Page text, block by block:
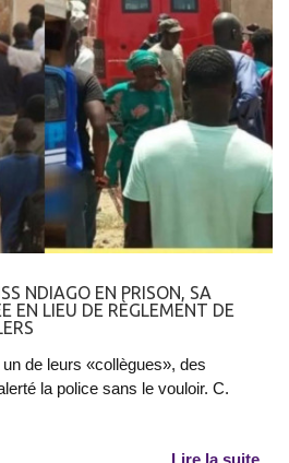
NDIAGO EN PRISON, SA
EN LIEU DE RÈGLEMENT DE
de leurs «collègues», des
la police sans le vouloir. C.
Lire la suite...